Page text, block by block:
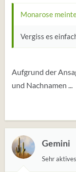
Monarose
Vergiss es
Aufgrund der
und Nachnamen ...
Gemini
Sehr